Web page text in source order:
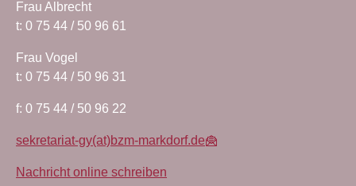
Frau Albrecht
t: 0 75 44 / 50 96 61
Frau Vogel
t: 0 75 44 / 50 96 31
f: 0 75 44 / 50 96 22
sekretariat-gy(at)bzm-markdorf.de
Nachricht online schreiben